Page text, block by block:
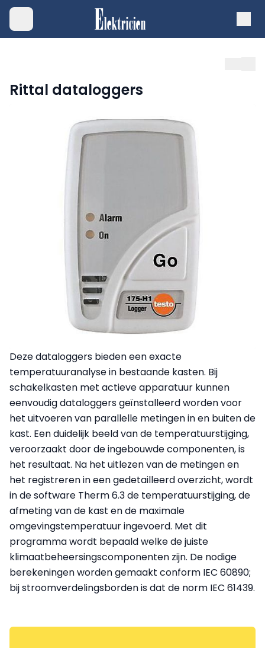
Rittal dataloggers
Deze dataloggers bieden een exacte
temperatuuranalyse in bestaande kasten. Bij
schakelkasten met actieve apparatuur kunnen
eenvoudig dataloggers geïnstalleerd worden voor
het uitvoeren van parallelle metingen in en buiten de
kast. Een duidelijk beeld van de temperatuurstijging,
veroorzaakt door de ingebouwde componenten, is
het resultaat. Na het uitlezen van de metingen en
het registreren in een gedetailleerd overzicht, wordt
in de software Therm 6.3 de temperatuurstijging, de
afmeting van de kast en de maximale
omgevingstemperatuur ingevoerd. Met dit
programma wordt bepaald welke de juiste
klimaatbeheersingscomponenten zijn. De nodige
berekeningen worden gemaakt conform IEC 60890;
bij stroomverdelingsborden is dat de norm IEC 61439.